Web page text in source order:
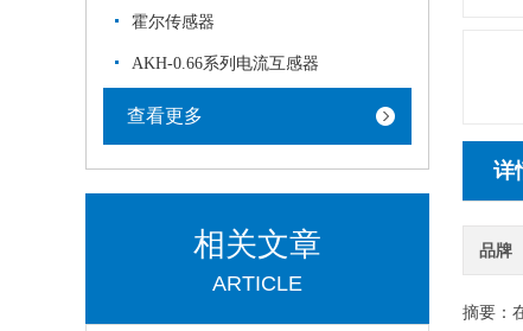
霍尔传感器
AKH-0.66系列电流互感器
查看更多
相关文章
ARTICLE
详
品牌
摘要：